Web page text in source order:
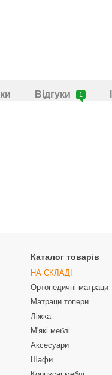
Відгуки 1
Каталог товарів
НА СКЛАДІ
Ортопедичні матраци
Матраци топери
Ліжка
М'які меблі
Аксесуари
Шафи